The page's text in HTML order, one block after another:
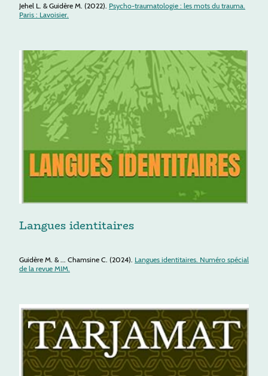
Jehel L. & Guidère M. (2022). Psycho-traumatologie : les mots du trauma.
Paris : Lavoisier.
Langues identitaires
Guidère M. & ... Chamsine C. (2024). Langues identitaires. Numéro spécial
de la revue MIM.